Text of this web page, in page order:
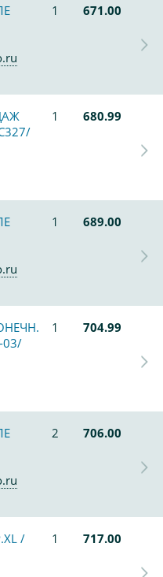
1 671.00
1 680.99
1 689.00
1 704.99
2 706.00
/
1 717.00